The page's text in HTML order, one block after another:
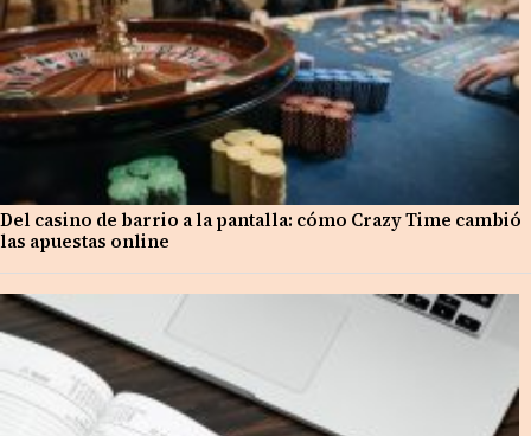
Del casino de barrio a la pantalla: cómo Crazy Time cambió
las apuestas online